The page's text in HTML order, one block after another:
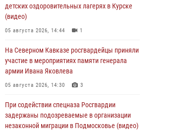
детских оздоровительных лагерях в Курске
(видео)
05 августа 2026, 14:44 1
На Северном Кавказе росгвардейцы приняли
участие в мероприятиях памяти генерала
армии Ивана Яковлева
05 августа 2026, 14:30 3
При содействии спецназа Росгвардии
задержаны подозреваемые в организации
незаконной миграции в Подмосковье (видео)